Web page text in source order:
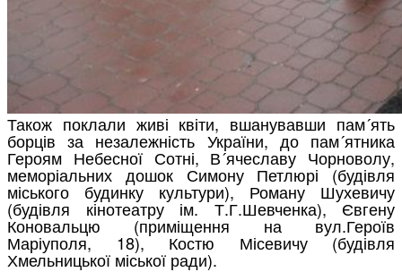
Також поклали живі квіти, вшанувавши пам´ять
борців за незалежність України, до пам´ятника
Героям Небесної Сотні, В´ячеславу Чорноволу,
меморіальних дошок Симону Петлюрі (будівля
міського будинку культури), Роману Шухевичу
(будівля кінотеатру ім. Т.Г.Шевченка), Євгену
Коновальцю (приміщення на вул.Героїв
Маріуполя, 18), Костю Місевичу (будівля
Хмельницької міської ради).